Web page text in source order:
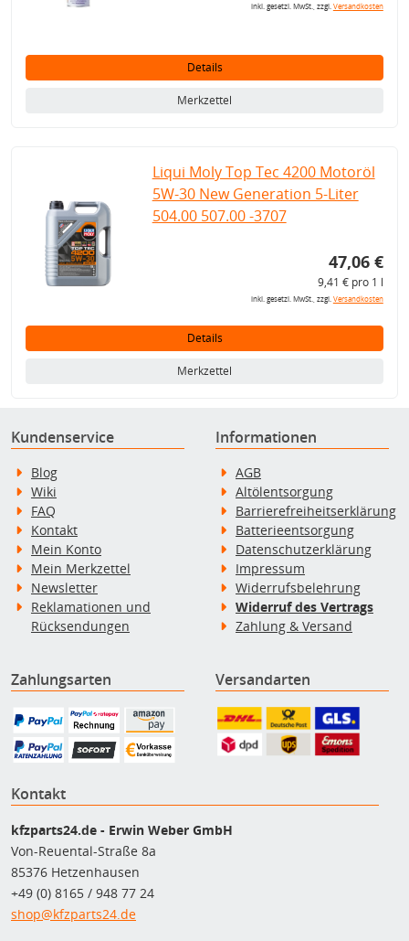
inkl. gesetzl. MwSt., zzgl.Versandkosten
Details
Merkzettel
Liqui Moly Top Tec 4200 Motoröl
5W-30 New Generation 5-Liter
504.00 507.00 -3707
47,06 €
9,41 € pro 1 l
inkl. gesetzl. MwSt., zzgl.Versandkosten
Details
Merkzettel
Kundenservice
Blog
Wiki
FAQ
Kontakt
Mein Konto
Mein Merkzettel
Newsletter
Reklamationen und
Rücksendungen
Informationen
AGB
Altölentsorgung
Barrierefreiheitserklärung
Batterieentsorgung
Datenschutzerklärung
Impressum
Widerrufsbelehrung
Widerruf des Vertrags
Zahlung & Versand
Zahlungsarten Versandarten
Kontakt
kfzparts24.de - Erwin Weber GmbH
Von-Reuental-Straße 8a
85376 Hetzenhausen
+49 (0) 8165 / 948 77 24
shop@kfzparts24.de